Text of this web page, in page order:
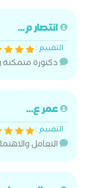
انتصار م...
التقييم :
دكتورة
عمر ع...
التقييم :
التعامل